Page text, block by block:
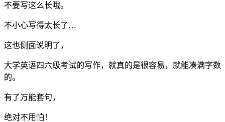
不要写这么长哦。
不小心写得太长了…
这也侧面说明了，
大学英语四六级考试的写作，就真的是很容易，就能凑满字数
的。
有了万能套句，
绝对不用怕！